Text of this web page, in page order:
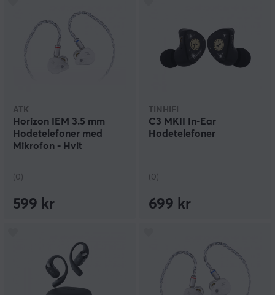
ATK
Horizon IEM 3.5 mm
Hodetelefoner med
Mikrofon - Hvit
(0)
599 kr
TINHIFI
C3 MKII In-Ear
Hodetelefoner
(0)
699 kr